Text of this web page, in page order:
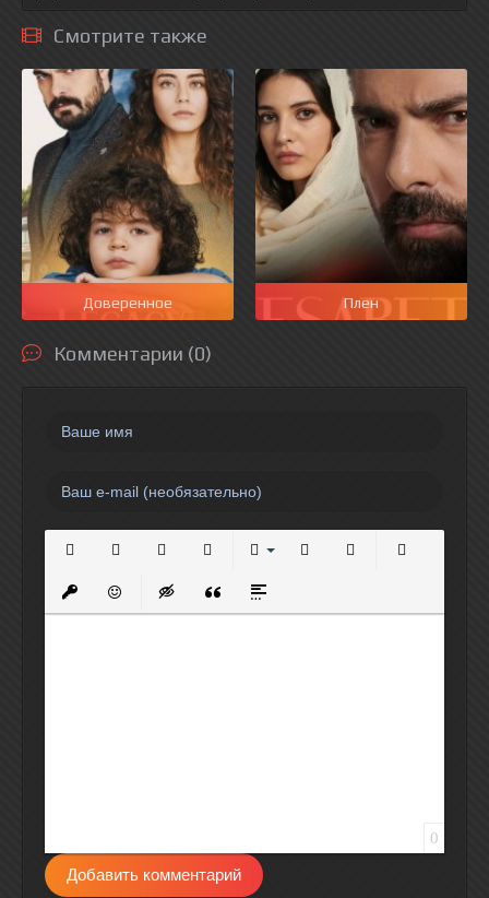
Смотрите также
Доверенное Плен
Комментарии (0)
Вставить защищенную ссылку
Вставить смайлик
Вставка скрытого текста
Вставка цитаты
Вставка спойлера
0
Добавить комментарий